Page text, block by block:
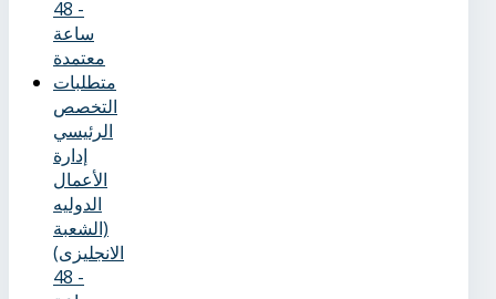
- 48
ساعة
معتمدة
متطلبات
التخصص
الرئيسي
إدارة
الأعمال
الدوليه
(الشعبة
الانجليزى)
- 48